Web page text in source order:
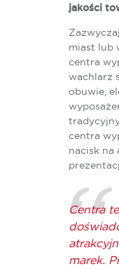
jakości
miast lub
centra
wachlarz
obuwie,
centra
nacisk na
Centra
marek.